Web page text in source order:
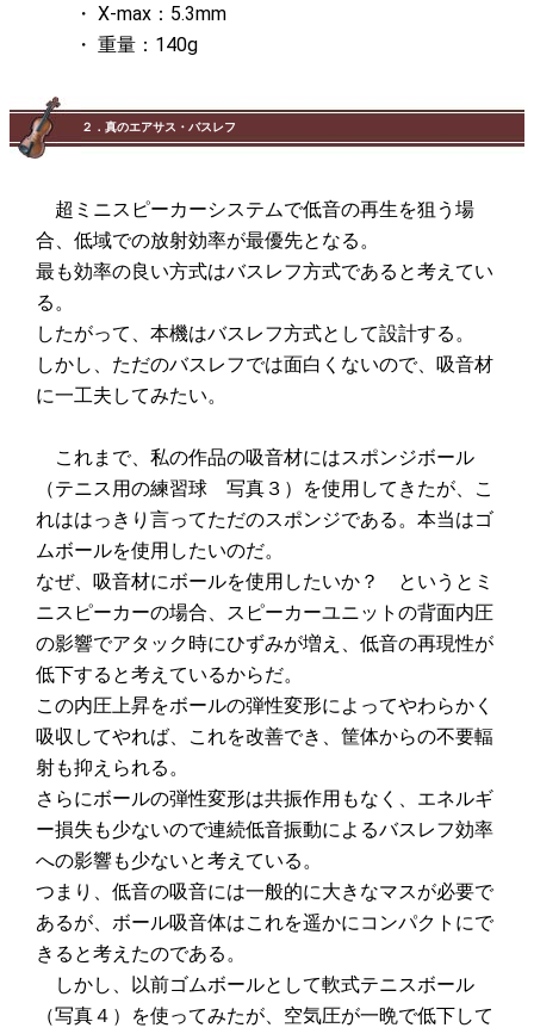
・ X-max：5.3mm
・ 重量：140g
２．真のエアサス・バスレフ
超ミニスピーカーシステムで低音の再生を狙う場
合、低域での放射効率が最優先となる。
最も効率の良い方式はバスレフ方式であると考えてい
る。
したがって、本機はバスレフ方式として設計する。
しかし、ただのバスレフでは面白くないので、吸音材
に一工夫してみたい。
これまで、私の作品の吸音材にはスポンジボール
（テニス用の練習球 写真３）を使用してきたが、こ
れははっきり言ってただのスポンジである。本当はゴ
ムボールを使用したいのだ。
なぜ、吸音材にボールを使用したいか？ というとミ
ニスピーカーの場合、スピーカーユニットの背面内圧
の影響でアタック時にひずみが増え、低音の再現性が
低下すると考えているからだ。
この内圧上昇をボールの弾性変形によってやわらかく
吸収してやれば、これを改善でき、筐体からの不要輻
射も抑えられる。
さらにボールの弾性変形は共振作用もなく、エネルギ
ー損失も少ないので連続低音振動によるバスレフ効率
への影響も少ないと考えている。
つまり、低音の吸音には一般的に大きなマスが必要で
あるが、ボール吸音体はこれを遥かにコンパクトにで
きると考えたのである。
しかし、以前ゴムボールとして軟式テニスボール
（写真４）を使ってみたが、空気圧が一晩で低下して